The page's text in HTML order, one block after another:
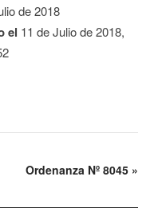
de 2018
el 11 de Julio de 2018,
Ordenanza Nº 8045 »